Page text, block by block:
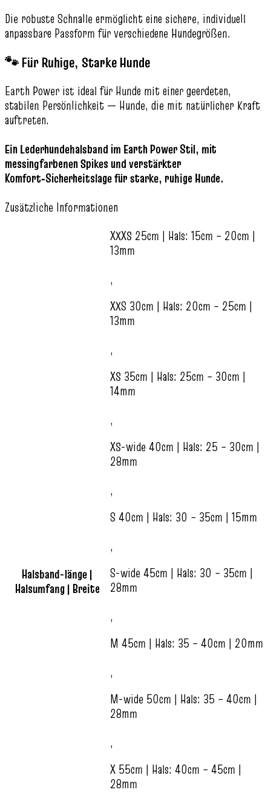
Die robuste Schnalle ermöglicht eine sichere, individuell
anpassbare Passform für verschiedene Hundegrößen.
🐾 Für Ruhige, Starke Hunde
Earth Power ist ideal für Hunde mit einer geerdeten,
stabilen Persönlichkeit — Hunde, die mit natürlicher Kraft
auftreten.
Ein Lederhundehalsband im Earth Power Stil, mit
messingfarbenen Spikes und verstärkter
Komfort‑Sicherheitslage für starke, ruhige Hunde.
Zusätzliche Informationen
Halsband-länge |
Halsumfang | Breite
XXXS 25cm | Hals: 15cm – 20cm |
13mm
,
XXS 30cm | Hals: 20cm – 25cm |
13mm
,
XS 35cm | Hals: 25cm – 30cm |
14mm
,
XS-wide 40cm | Hals: 25 – 30cm |
28mm
,
S 40cm | Hals: 30 – 35cm | 15mm
,
S-wide 45cm | Hals: 30 – 35cm |
28mm
,
M 45cm | Hals: 35 – 40cm | 20mm
,
M-wide 50cm | Hals: 35 – 40cm |
28mm
,
X 55cm | Hals: 40cm – 45cm |
28mm